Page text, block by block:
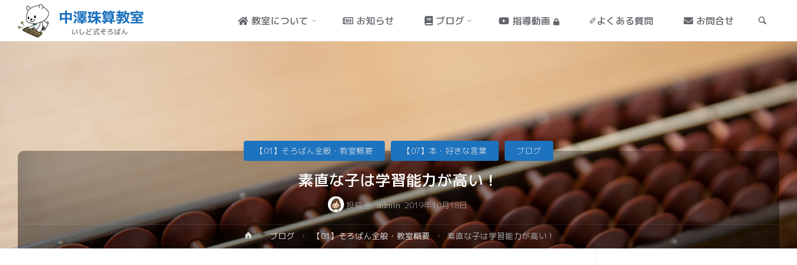
中澤珠算教室
いしど式そろばん
教室について お知らせ ブログ 指導動画 ✐よくある質問 お問合せ
素直な子は学習能力が高い！
投稿者: admin 2019年10月18日
【01】そろばん全般・教室概要 【07】本・好きな言葉 ブログ
ブログ 【01】そろばん全般・教室概要 素直な子は学習能力が高い！